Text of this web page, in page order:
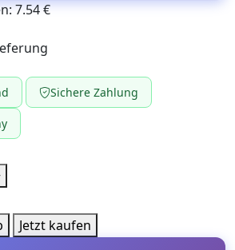
7.54 €
Sichere Zahlung
Jetzt kaufen